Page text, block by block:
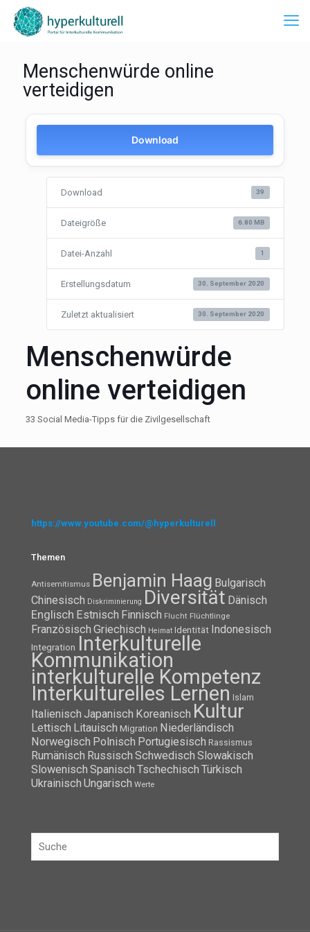
Menschenwürde online
verteidigen
Download
Download 39
Dateigröße 6.80 MB
Datei-Anzahl 1
Erstellungsdatum 30. September 2020
Zuletzt aktualisiert 30. September 2020
Menschenwürde
online verteidigen
33 Social Media-Tipps für die Zivilgesellschaft
https://www.youtube.com/@hyperkulturell
Themen
Antisemitismus Benjamin Haag Bulgarisch
Chinesisch Diskriminierung Diversität Dänisch
Englisch Estnisch Finnisch Flucht Flüchtlinge
Französisch Griechisch Heimat Identität Indonesisch
Integration Interkulturelle
Kommunikation
interkulturelle Kompetenz
Interkulturelles Lernen Islam
Italienisch Japanisch Koreanisch Kultur
Lettisch Litauisch Migration Niederländisch
Norwegisch Polnisch Portugiesisch Rassismus
Rumänisch Russisch Schwedisch Slowakisch
Slowenisch Spanisch Tschechisch Türkisch
Ukrainisch Ungarisch Werte